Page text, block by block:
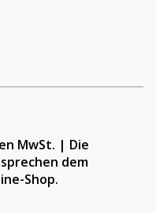
MwSt. | Die
dem
Shop.